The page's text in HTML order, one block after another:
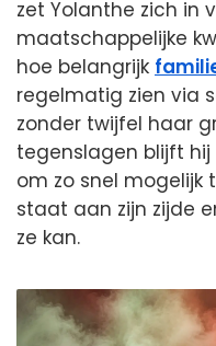
zet Yolanthe zich in
maatschappelijke
hoe belangrijk
regelmatig zien via
zonder twijfel haar
tegenslagen blijft
om zo snel mogelijk
staat aan zijn zijde
ze kan.